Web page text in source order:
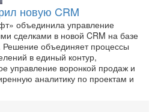
новую CRM
объединила управление
сделками в новой CRM на базе
объединяет процессы
в единый контур,
управление воронкой продаж и
аналитику по проектам и